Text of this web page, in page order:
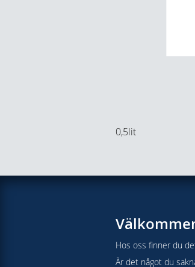
0,5lit
Hos oss finner du
Är det något du